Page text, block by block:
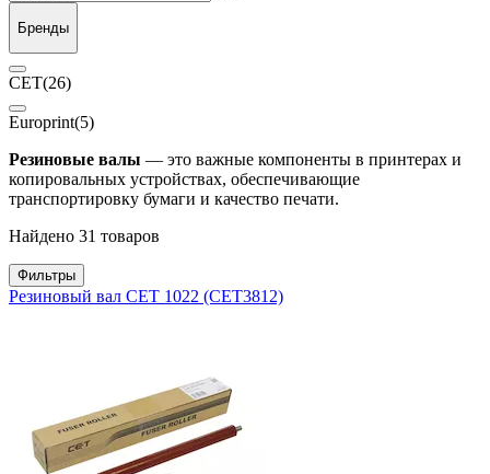
Бренды
CET(26)
Europrint(5)
Резиновые валы — это важные компоненты в принтерах и
копировальных устройствах, обеспечивающие
транспортировку бумаги и качество печати.
Найдено 31 товаров
Фильтры
Резиновый вал CET 1022 (CET3812)